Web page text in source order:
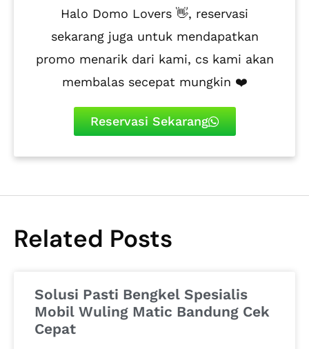
Halo Domo Lovers 👋, reservasi
sekarang juga untuk mendapatkan
promo menarik dari kami, cs kami akan
membalas secepat mungkin ❤️
Reservasi Sekarang
Related Posts
Solusi Pasti Bengkel Spesialis
Mobil Wuling Matic Bandung Cek
Cepat